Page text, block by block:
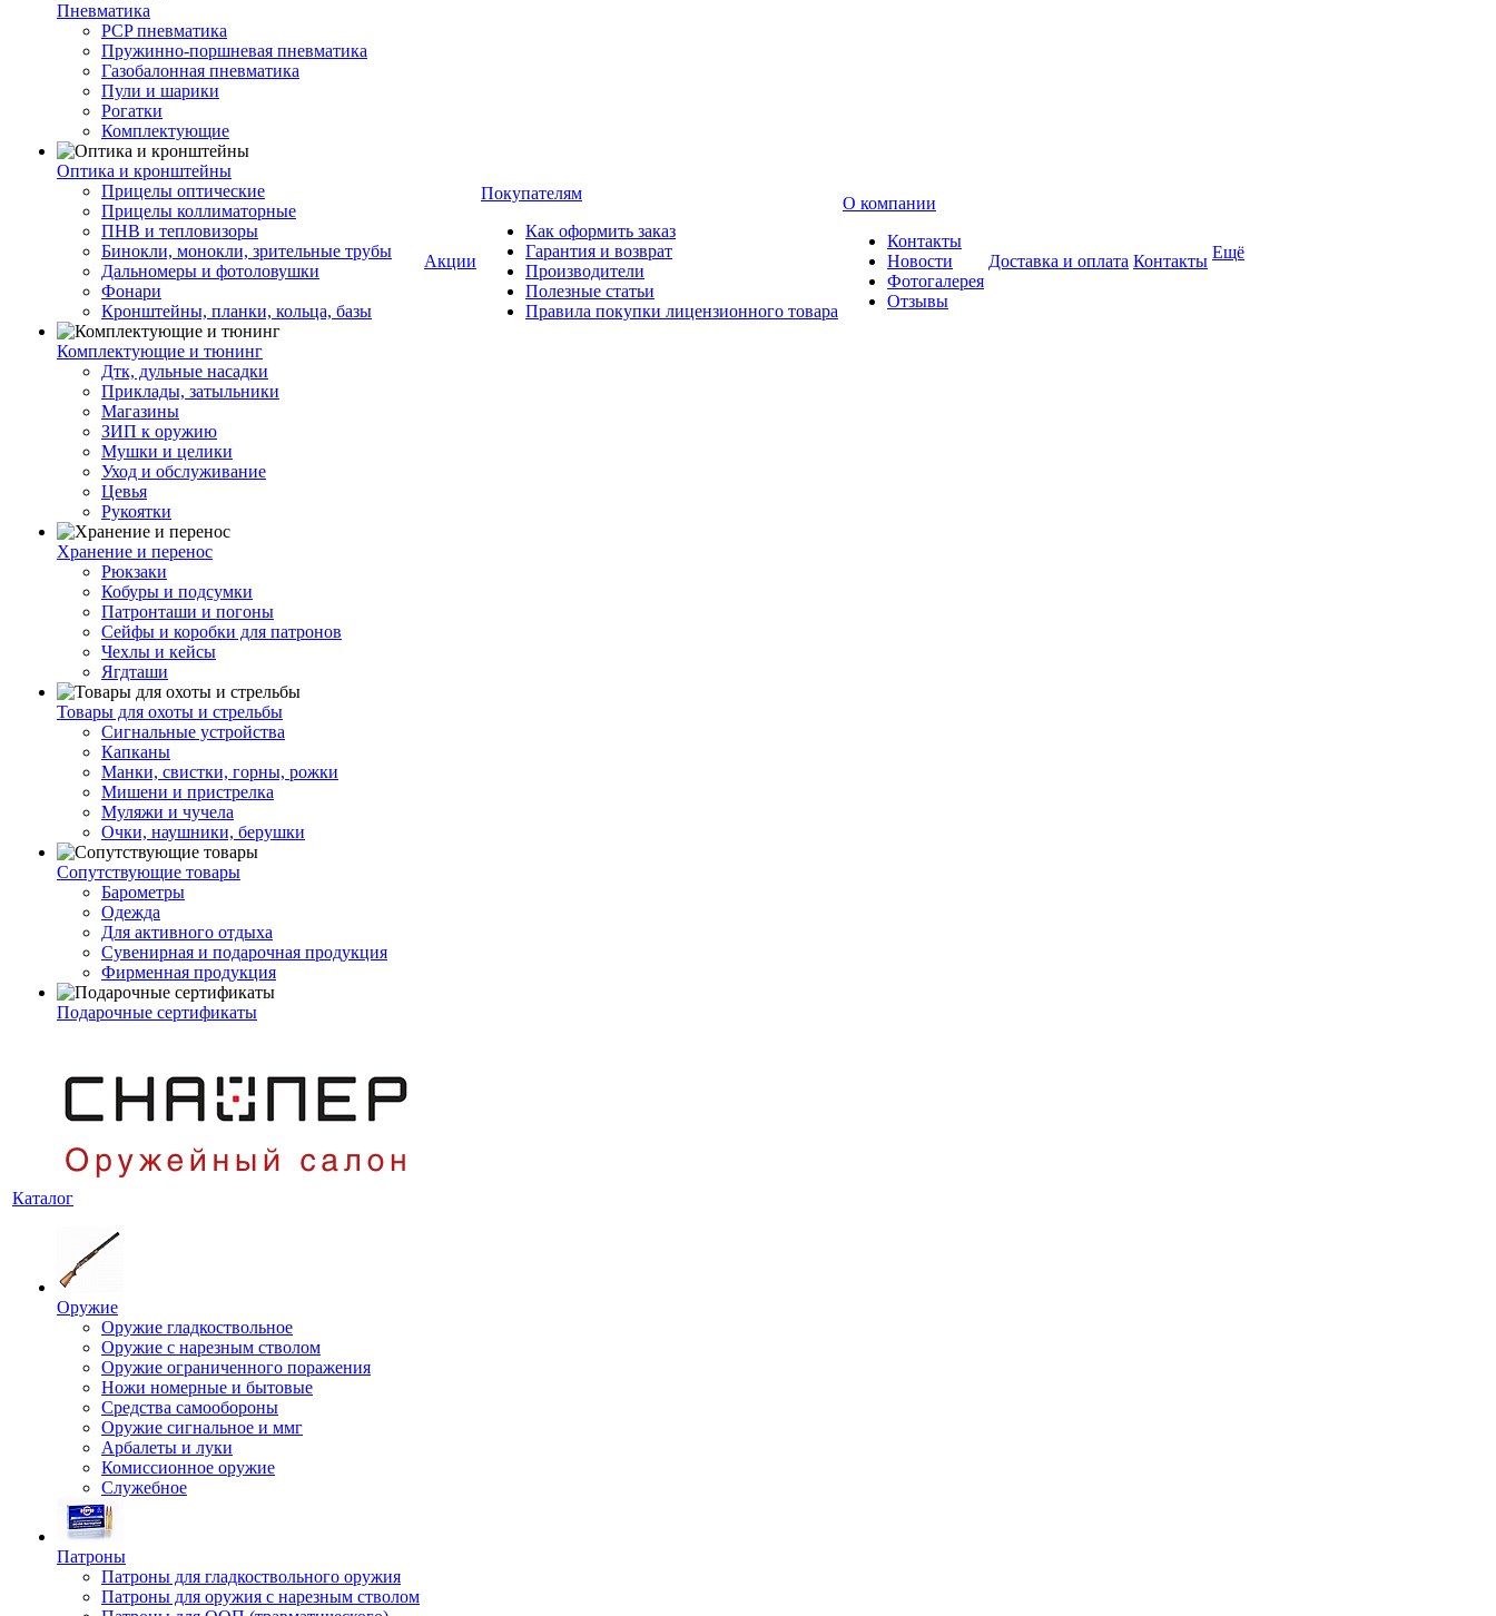
Пневматика
PCP пневматика
Пружинно-поршневая пневматика
Газобалонная пневматика
Пули и шарики
Рогатки
Комплектующие
Оптика и кронштейны
Прицелы оптические
Прицелы коллиматорные
ПНВ и тепловизоры
Бинокли, монокли, зрительные трубы
Дальномеры и фотоловушки
Фонари
Кронштейны, планки, кольца, базы
Комплектующие и тюнинг
Дтк, дульные насадки
Приклады, затыльники
Магазины
ЗИП к оружию
Мушки и целики
Уход и обслуживание
Цевья
Рукоятки
Хранение и перенос
Рюкзаки
Кобуры и подсумки
Патронташи и погоны
Сейфы и коробки для патронов
Чехлы и кейсы
Ягдташи
Товары для охоты и стрельбы
Сигнальные устройства
Капканы
Манки, свистки, горны, рожки
Мишени и пристрелка
Муляжи и чучела
Очки, наушники, берушки
Сопутствующие товары
Барометры
Одежда
Для активного отдыха
Сувенирная и подарочная продукция
Фирменная продукция
Подарочные сертификаты
Акции
Покупателям
Как оформить заказ
Гарантия и возврат
Производители
Полезные статьи
Правила покупки лицензионного товара
О компании
Контакты
Новости
Фотогалерея
Отзывы
Доставка и оплата Контакты Ещё
Каталог
Оружие
Оружие гладкоствольное
Оружие с нарезным стволом
Оружие ограниченного поражения
Ножи номерные и бытовые
Средства самообороны
Оружие сигнальное и ммг
Арбалеты и луки
Комиссионное оружие
Служебное
Патроны
Патроны для гладкоствольного оружия
Патроны для оружия с нарезным стволом